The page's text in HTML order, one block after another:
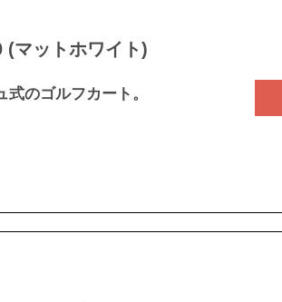
(マットホワイト)
のゴルフカート。